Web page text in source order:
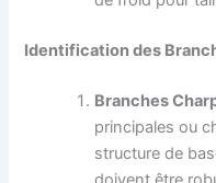
Identification des
Branches
principales ou
structure de